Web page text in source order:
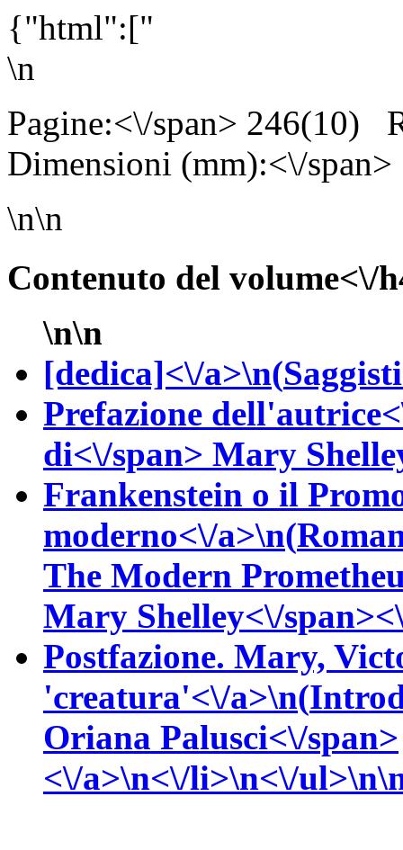
{"html":["
\n
Pagine:<\/span> 246(10)
Dimensioni (mm):<\/
\n\n
Contenuto del volume<\/
\n\n
[dedica]<\/a>\n(
Prefazione
di<\/span> Mary
Frankenstein o il
moderno<\/a>\n(
The Modern
Mary Shelley<\/
Postfazione. Mary,
'creatura'<\/a>\n(
Oriana Palusci<\/span>
<\/a>\n<\/li>\n<\/